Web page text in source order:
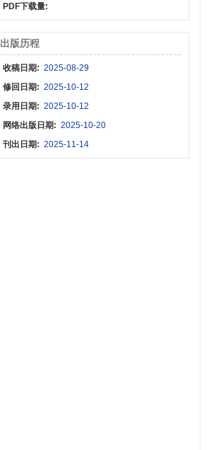
PDF下载量:
出版历程
收稿日期: 2025-08-29
修回日期: 2025-10-12
录用日期: 2025-10-12
网络出版日期: 2025-10-20
刊出日期: 2025-11-14